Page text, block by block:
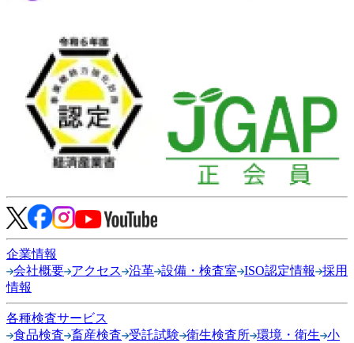
企業情報
会社概要 アクセス 沿革 設備・検査室 ISO認定情報
採用
情報
各種検査サービス
食品検査 畜産検査 受託試験 衛生検査所 環境・衛生 小